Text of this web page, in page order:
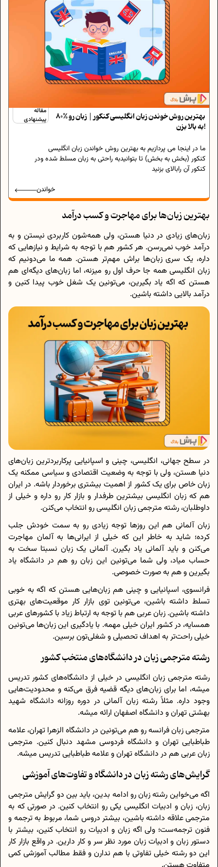
مقاله
پیشنهادی
بهترین روش خوندن زبان انگلیسی کنکور | زبان رو %80
به بالا بزن!
ما در اینجا می پردازیم به بهترین روش خواندن زبان انگلیسی
کنکور (بخش به بخش) تا بتوانیدبه راحتی به زبان مسلط شده ودر
کنکور آن رابالای بزنید
خواندن
بهترین زبان‌ها برای مهاجرت و کسب درآمد
زبان‌های زیادی در دنیا هستن، ولی همه‌شون کاربردی نیستن و به
درآمد خوب نمی‌رسن. هر کشور هم با توجه به شرایط و نیازهایی که
داره، یک سری زبان‌ها براش مهم‌تر هستن. همه ما می‌دونیم که
زبان انگلیسی همه جا حرف اول رو میزنه، اما زبان‌های دیگه‌ای هم
هستن که اگه یاد بگیرین، می‌تونین یک شغل خوب پیدا کنین و
درآمد بالایی داشته باشین.
در سطح جهانی، انگلیسی، چینی و اسپانیایی پرکاربردترین زبان‌های
دنیا هستن، ولی با توجه به وضعیت اقتصادی و سیاسی‌ ممکنه یک
زبان خاص برای یک کشور از اهمیت بیشتری برخوردار باشه. در ایران
هم که زبان انگلیسی بیشترین طرفدار و بازار کار رو داره و خیلی از
داوطلبان، رشته مترجمی زبان انگلیسی رو انتخاب می‌کنن.
زبان آلمانی هم این روزها توجه زیادی رو به سمت خودش جلب
کرده؛ شاید به خاطر این که خیلی از ایرانی‌ها به آلمان مهاجرت
می‌کنن و باید آلمانی یاد بگیرن. آلمانی یک زبان نسبتا سخت به
حساب میاد، ولی شما می‌تونین این زبان رو هم در دانشگاه یاد
بگیرین و هم به صورت خصوصی.
فرانسوی، اسپانیایی و چینی هم زبان‌هایی هستن که اگه به خوبی
تسلط داشته باشین، می‌تونین توی بازار کار موقعیت‌های بهتری
داشته باشین. زبان عربی هم با توجه به ارتباط زیاد با کشورهای عربی
همسایه، در کشور ایران خیلی مهمه. با یادگیری این زبان‌ها می‌تونین
خیلی راحت‌تر به اهداف تحصیلی و شغلی‌تون برسین.
رشته مترجمی زبان در دانشگاه‌های منتخب کشور
رشته مترجمی زبان انگلیسی در خیلی از دانشگاه‌های کشور تدریس
میشه، اما برای زبان‌های دیگه قضیه فرق می‌کنه و محدودیت‌هایی
وجود داره. مثلاً رشته زبان آلمانی در دوره روزانه دانشگاه شهید
بهشتی تهران و دانشگاه اصفهان ارائه میشه.
مترجمی زبان فرانسه رو هم می‌تونین در دانشگاه الزهرا تهران، علامه
طباطبایی تهران و دانشگاه فردوسی مشهد دنبال کنین. مترجمی
زبان عربی هم در دانشگاه تهران و علامه طباطبایی تدریس میشه.
گرایش‌های رشته زبان در دانشگاه و تفاوت‌های آموزشی
اگه می‌خواین رشته زبان رو ادامه بدین، باید بین دو گرایش مترجمی
زبان، زبان و ادبیات انگلیسی یکی رو انتخاب کنین. در صورتی که به
مترجمی علاقه داشته باشین، بیشتر دروس شما، مربوط به ترجمه و
فنون ترجمه‌ست؛ ولی اگه زبان و ادبیات رو انتخاب کنین، بیشتر با
دستور زبان و ادبیات زبان مورد نظر سر و کار دارین. در واقع بازار کار
این دو رشته خیلی تفاوتی با هم ندارن و فقط مطالب آموزشی کمی